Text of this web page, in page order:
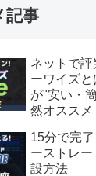
記事
ネットで
ーワイズ
が"安い・
然オススメ
15分で完
ーストレ
設方法